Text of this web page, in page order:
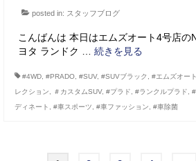
posted in: スタッフブログ
こんばんは 本日はエムズオート4号店の
ヨタ ランドク … 続きを見る
#4WD #PRADO #SUV, #SUVブラック #エムズオート
レクション
＃カスタムSUV, #プラド #ランクルプラド
ディネート
#車スポーツ #車ファッション #車除菌